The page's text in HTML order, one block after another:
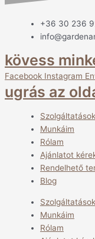
+36 30 236
kövess
Facebook Instagram
ugrás az
Szolgáltatások
Munkáim
Rólam
Ajánlatot
Rendelhető
Blog
Szolgáltatások
Munkáim
Rólam